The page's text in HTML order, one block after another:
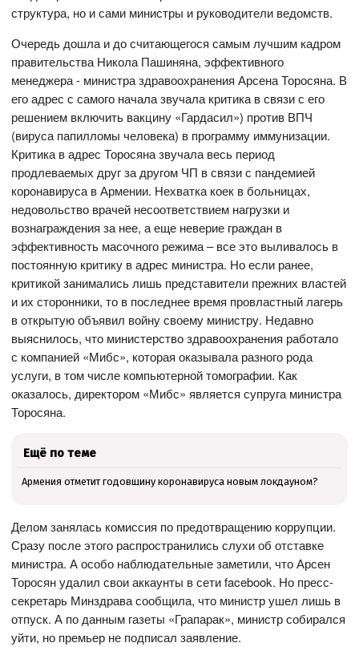
структура, но и сами министры и руководители ведомств.
Очередь дошла и до считающегося самым лучшим кадром
правительства Никола Пашиняна, эффективного
менеджера - министра здравоохранения Арсена Торосяна. В
его адрес с самого начала звучала критика в связи с его
решением включить вакцину «Гардасил») против ВПЧ
(вируса папилломы человека) в программу иммунизации.
Критика в адрес Торосяна звучала весь период
продлеваемых друг за другом ЧП в связи с пандемией
коронавируса в Армении. Нехватка коек в больницах,
недовольство врачей несоответствием нагрузки и
вознаграждения за нее, а еще неверие граждан в
эффективность масочного режима – все это выливалось в
постоянную критику в адрес министра. Но если ранее,
критикой занимались лишь представители прежних властей
и их сторонники, то в последнее время провластный лагерь
в открытую объявил войну своему министру. Недавно
выяснилось, что министерство здравоохранения работало
с компанией «Мибс», которая оказывала разного рода
услуги, в том числе компьютерной томографии. Как
оказалось, директором «Мибс» является супруга министра
Торосяна.
Ещё по теме
Армения отметит годовщину коронавируса новым локдауном?
Делом занялась комиссия по предотвращению коррупции.
Сразу после этого распространились слухи об отставке
министра. А особо наблюдательные заметили, что Арсен
Торосян удалил свои аккаунты в сети facebook. Но пресс-
секретарь Минздрава сообщила, что министр ушел лишь в
отпуск. А по данным газеты «Грапарак», министр собирался
уйти, но премьер не подписал заявление.